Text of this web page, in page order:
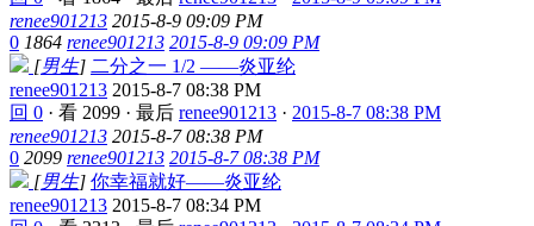
renee901213 2015-8-9 09:09 PM
0 1864 renee901213 2015-8-9 09:09 PM
[男生] 二分之一 1/2 ——炎亚纶
renee901213 2015-8-7 08:38 PM
回 0 · 看 2099 · 最后 renee901213 · 2015-8-7 08:38 PM
renee901213 2015-8-7 08:38 PM
0 2099 renee901213 2015-8-7 08:38 PM
[男生] 你幸福就好——炎亚纶
renee901213 2015-8-7 08:34 PM